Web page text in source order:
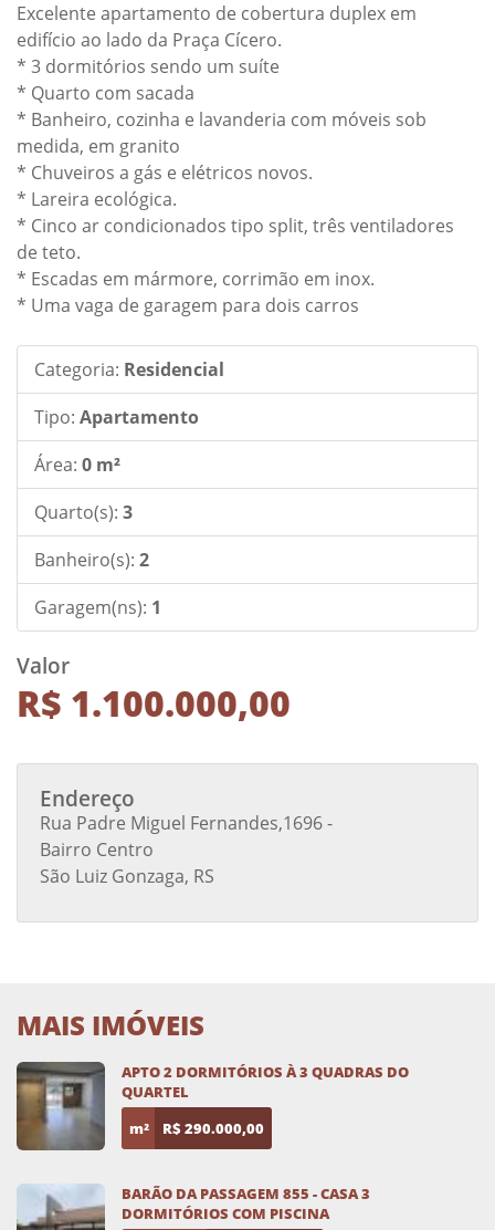
Excelente apartamento de cobertura duplex em
edifício ao lado da Praça Cícero.
* 3 dormitórios sendo um suíte
* Quarto com sacada
* Banheiro, cozinha e lavanderia com móveis sob
medida, em granito
* Chuveiros a gás e elétricos novos.
* Lareira ecológica.
* Cinco ar condicionados tipo split, três ventiladores
de teto.
* Escadas em mármore, corrimão em inox.
* Uma vaga de garagem para dois carros
Categoria: Residencial
Tipo: Apartamento
Área: 0 m²
Quarto(s): 3
Banheiro(s): 2
Garagem(ns): 1
Valor
R$ 1.100.000,00
Endereço
Rua Padre Miguel Fernandes,1696 -
Bairro Centro
São Luiz Gonzaga, RS
MAIS IMÓVEIS
APTO 2 DORMITÓRIOS À 3 QUADRAS DO
QUARTEL
m²
R$ 290.000,00
BARÃO DA PASSAGEM 855 - CASA 3
DORMITÓRIOS COM PISCINA